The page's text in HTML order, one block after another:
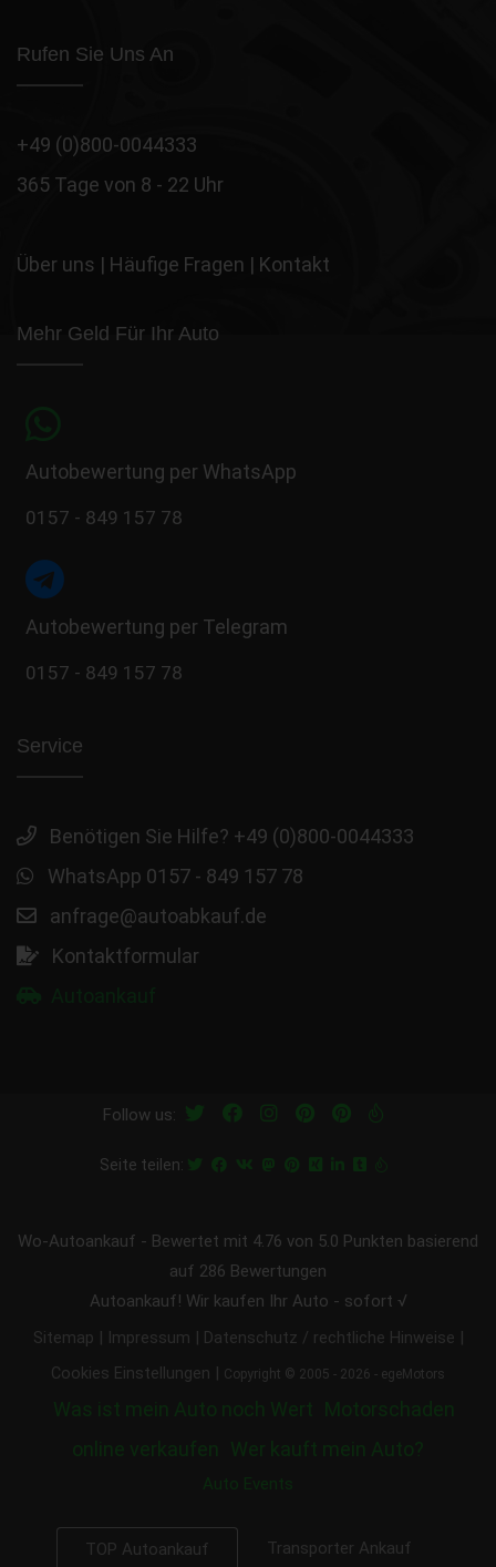
Rufen Sie Uns An
+49 (0)800-0044333
365 Tage von 8 - 22 Uhr
Über uns | Häufige Fragen | Kontakt
Mehr Geld Für Ihr Auto
Autobewertung per WhatsApp
0157 - 849 157 78
Autobewertung per Telegram
0157 - 849 157 78
Service
Benötigen Sie Hilfe? +49 (0)800-0044333
WhatsApp 0157 - 849 157 78
anfrage@autoabkauf.de
Kontaktformular
Follow us:
Seite teilen:
Wo-Autoankauf - Bewertet mit 4.76 von 5.0 Punkten basierend
auf 286 Bewertungen
Autoankauf! Wir kaufen Ihr Auto - sofort √
Sitemap Impressum Datenschutz / rechtliche Hinweise
Cookies Einstellungen Copyright © 2005 - 2026 - egeMotors
Was ist mein Auto noch Wert Motorschaden
online verkaufen
Wer kauft mein Auto?
Auto Events
TOP Autoankauf Transporter Ankauf